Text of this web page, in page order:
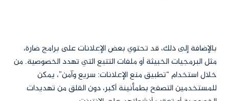
بالإضافة إلى ذلك، قد تحتوي بعض الإعلانات على برامج ضارة،
مثل البرمجيات الخبيثة أو ملفات التتبع التي تهدد الخصوصية. من
خلال استخدام “تطبيق منع الإعلانات: سريع وآمن”، يمكن
للمستخدمين التصفح بطمأنينة أكبر، دون القلق من تهديدات